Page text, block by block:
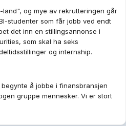
og mye av rekrutteringen går
studenter som får jobb ved endt
det inn en stillingsannonse i
som skal ha seks
og internship.
å jobbe i finansbransjen
gruppe mennesker. Vi er stort